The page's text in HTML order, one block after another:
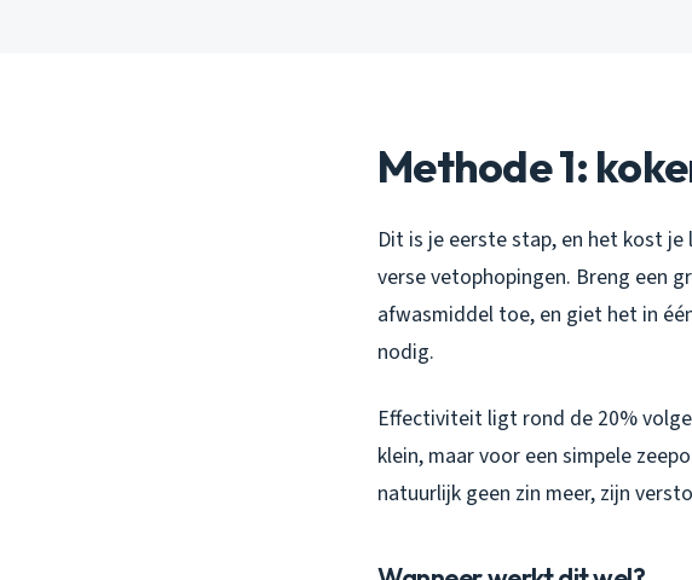
Methode 1:
Dit is je eerste stap, en het kost
verse vetophopingen. Breng een
afwasmiddel toe, en giet het in
nodig.
Effectiviteit ligt rond de 20%
klein, maar voor een simpele
natuurlijk geen zin meer, zijn